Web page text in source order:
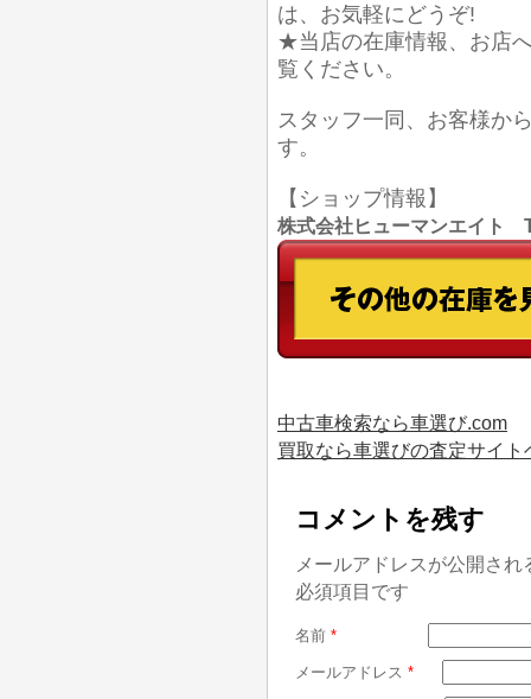
は、お気軽にどうぞ!
★当店の在庫情報、お店
覧ください。
スタッフ一同、お客様か
す。
【ショップ情報】
株式会社ヒューマンエイト
中古車検索なら車選び.com
買取なら車選びの査定サイト
コメントを残す
メールアドレスが公開さ
必須項目です
名前 *
メールアドレス *